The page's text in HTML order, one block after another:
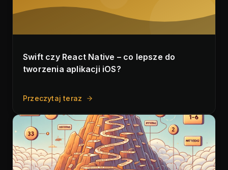
Swift czy React Native – co lepsze do
tworzenia aplikacji iOS?
Przeczytaj teraz